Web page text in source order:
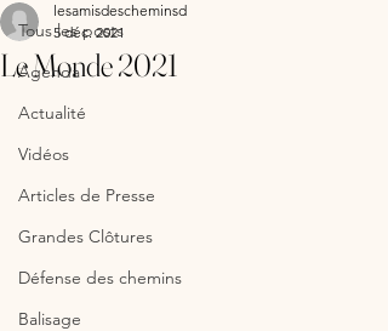
Tous les posts
Agenda
Actualité
Vidéos
Articles de Presse
Grandes Clôtures
Défense des chemins
Balisage
Le Monde 2021
lesamisdescheminsd
5 déc. 2021